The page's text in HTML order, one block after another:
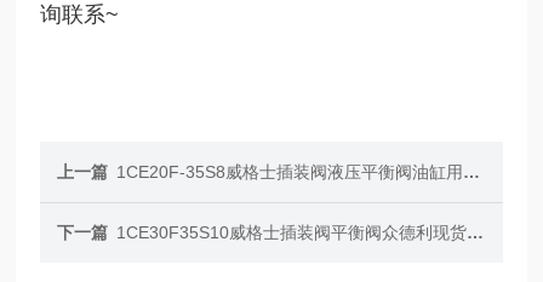
询联系~
上一篇 1CE20F-35S8威格士插装阀液压平衡阀油缸用现货供应
下一篇 1CE30F35S10威格士插装阀平衡阀众德利现货供应